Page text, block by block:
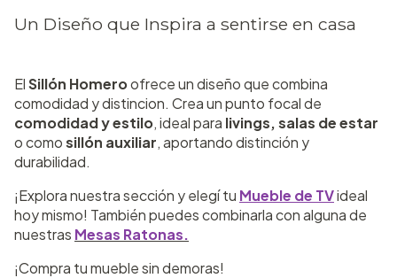
Un Diseño que Inspira a sentirse en casa
ElSillón Homeroofrece un diseño que combina
comodidad y distincion. Crea un punto focal de
comodidad y estilo, ideal para livings, salas de estar
o comosillón auxiliar, aportando distinción y
durabilidad.
¡Explora nuestra sección y elegí tu Mueble de TVideal
hoy mismo! También puedes combinarla con alguna de
nuestras Mesas Ratonas.
¡Compra tu mueble sin demoras!